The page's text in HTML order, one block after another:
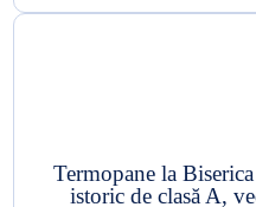
Termopane la
istoric de clasă A,